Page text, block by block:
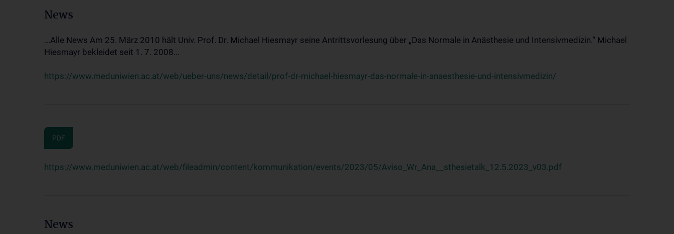
News
...Alle News Am 25. März 2010 hält Univ. Prof. Dr. Michael Hiesmayr seine Antrittsvorlesung über „Das Normale in Anästhesie und Intensivmedizin.“ Michael
Hiesmayr bekleidet seit 1. 7. 2008...
https://www.meduniwien.ac.at/web/ueber-uns/news/detail/prof-dr-michael-hiesmayr-das-normale-in-anaesthesie-und-intensivmedizin/
PDF
https://www.meduniwien.ac.at/web/fileadmin/content/kommunikation/events/2023/05/Aviso_Wr_Ana__sthesietalk_12.5.2023_v03.pdf
News